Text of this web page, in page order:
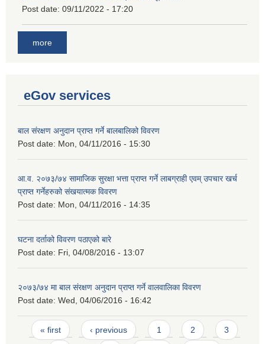
Post date: 09/11/2022 - 17:20
more
eGov services
बाल संरक्षण अनुदान प्राप्त गर्ने बालबालिको विवरण
Post date: Mon, 04/11/2016 - 15:30
आ.व. २०७३/७४ सामाजिक सुरक्षा भत्ता प्राप्त गर्ने लाबग्राही एवम् उपचार खर्च
प्राप्त गर्नेहरुको संखयात्मक विवरण
Post date: Mon, 04/11/2016 - 14:35
घटना दर्ताको विवरण पठाएको बारे
Post date: Fri, 04/08/2016 - 13:07
२०७३/७४ मा बाल संरक्षण अनुदान प्राप्त गर्ने वालवालिका विवरण
Post date: Wed, 04/06/2016 - 16:42
Pages
« first ‹ previous 1 2 3